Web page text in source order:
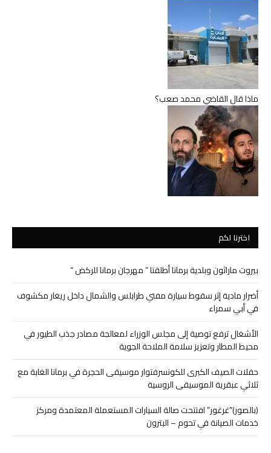
ماذا قال القاضي محمد صعب؟
اخترنا لكم
بيروت ماراثون وبلدية برمانا أطلقتا ” مهرجان برمانا للركض “
أضرار مادية إثر سقوط سيارة مفتي طرابلس والشمال داخل ريغار مكشوف
في أبي سمراء
الأشغال ترفع توصية إلى مجلس الوزراء لمعالجة مصادر جذب الطيور في
محيط المطار وتعزيز سلامة الملاحة الجوية
حفلات الصيف الكبرى للكونسرفتوار موسيقى الحجرة في برمانا الغابة مع
ثلاثي عبقرية الموسيقى الروسية
(بالصور)”غرغور” افتتحت صالة السيارات المستعملة المعتمدة ومركز
خدمات الصيانة في تحوم – البترون